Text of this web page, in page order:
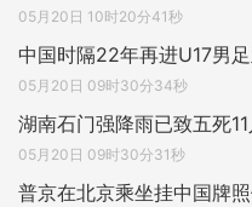
05月20日 10时20分41秒
中国时隔22年再进U17男
05月20日 09时30分34秒
湖南石门强降雨已致五死
05月20日 09时30分31秒
普京在北京乘坐挂中国牌